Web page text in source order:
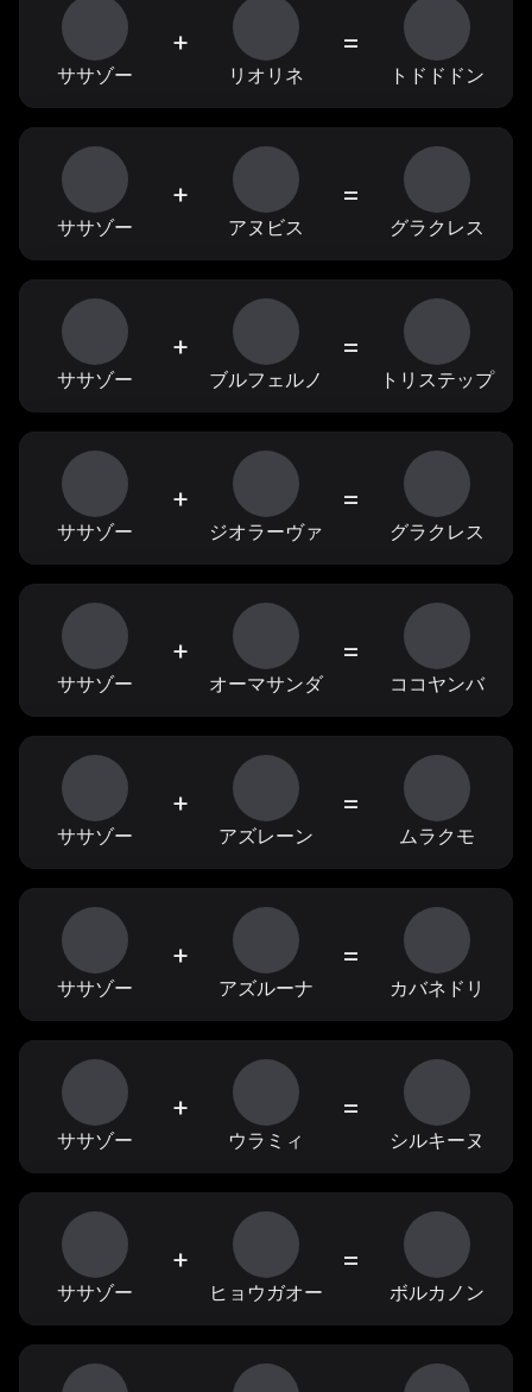
ササゾー
+
リオリネ
=
トドドドン
ササゾー
+
アヌビス
=
グラクレス
ササゾー
+
ブルフェルノ
=
トリステップ
ササゾー
+
ジオラーヴァ
=
グラクレス
ササゾー
+
オーマサンダ
=
ココヤンバ
ササゾー
+
アズレーン
=
ムラクモ
ササゾー
+
アズルーナ
=
カバネドリ
ササゾー
+
ウラミィ
=
シルキーヌ
ササゾー
+
ヒョウガオー
=
ボルカノン